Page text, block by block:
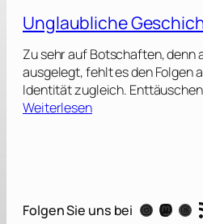
Unglaubliche
Zu sehr auf Botschaften, denn
ausgelegt, fehlt es den Folgen
Identität zugleich.
Weiterlesen:
u
Folgen Sie uns bei Instagram Mastodon Threads